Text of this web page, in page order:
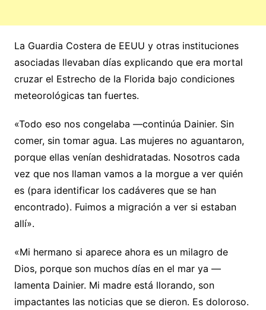
La Guardia Costera de EEUU y otras instituciones
asociadas llevaban días explicando que era mortal
cruzar el Estrecho de la Florida bajo condiciones
meteorológicas tan fuertes.
«Todo eso nos congelaba —continúa Dainier. Sin
comer, sin tomar agua. Las mujeres no aguantaron,
porque ellas venían deshidratadas. Nosotros cada
vez que nos llaman vamos a la morgue a ver quién
es (para identificar los cadáveres que se han
encontrado). Fuimos a migración a ver si estaban
allí».
«Mi hermano si aparece ahora es un milagro de
Dios, porque son muchos días en el mar ya —
lamenta Dainier. Mi madre está llorando, son
impactantes las noticias que se dieron. Es doloroso.